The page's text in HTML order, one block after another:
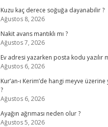
Kuzu kaç derece soğuğa dayanabilir ?
Ağustos 8, 2026
Nakit avans mantıklı mı ?
Ağustos 7, 2026
Ev adresi yazarken posta kodu yazılır
Ağustos 6, 2026
Kur’an-ı Kerim’de hangi meyve
?
Ağustos 6, 2026
Ayağın ağrıması neden olur ?
Ağustos 5, 2026